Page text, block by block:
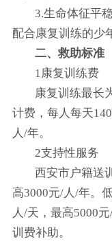
3.生命体征平
配合康复训练的少
二、救助标准
1康复训练费
康复训练最长
计费，每人每天
人/年。
2支持性服务
西安市户籍送
高3000元/人/年。
人/天，最高5000
训费补助。